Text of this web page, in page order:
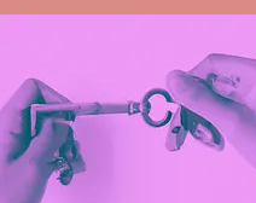
Av. de Portugal 3,